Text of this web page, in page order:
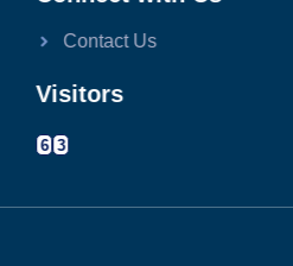
Contact Us
Visitors
6 3